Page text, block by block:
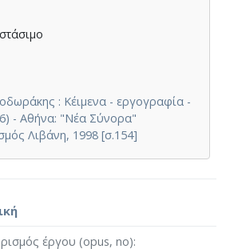
: Κέιμενα - εργογραφία -
- Αθήνα: "Νέα Σύνορα"
Λιβάνη, 1998 [σ.154]
έργου (opus, no)